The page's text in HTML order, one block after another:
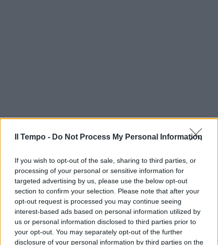
Il Tempo - Do Not Process My Personal Information
If you wish to opt-out of the sale, sharing to third parties, or
processing of your personal or sensitive information for
targeted advertising by us, please use the below opt-out
section to confirm your selection. Please note that after your
opt-out request is processed you may continue seeing
interest-based ads based on personal information utilized by
us or personal information disclosed to third parties prior to
your opt-out. You may separately opt-out of the further
disclosure of your personal information by third parties on the